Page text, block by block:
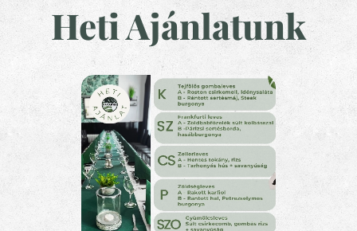
Heti Ajánlatunk